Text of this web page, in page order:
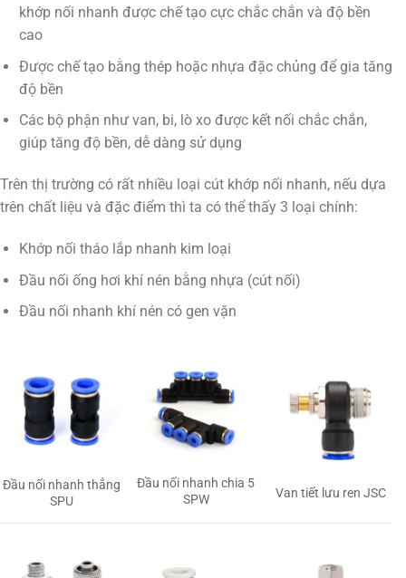
khớp nối nhanh được chế tạo cực chắc chắn và độ bền
cao
Được chế tạo bằng thép hoặc nhựa đặc chủng để gia tăng
độ bền
Các bộ phận như van, bi, lò xo được kết nối chắc chắn,
giúp tăng độ bền, dễ dàng sử dụng
Trên thị trường có rất nhiều loại cút khớp nối nhanh, nếu dựa
trên chất liệu và đặc điểm thì ta có thể thấy 3 loại chính:
Khớp nối tháo lắp nhanh kim loại
Đầu nối ống hơi khí nén bằng nhựa (cút nối)
Đầu nối nhanh khí nén có gen vặn
Đầu nối nhanh thẳng
SPU
Đầu nối nhanh chia 5
SPW
Van tiết lưu ren JSC